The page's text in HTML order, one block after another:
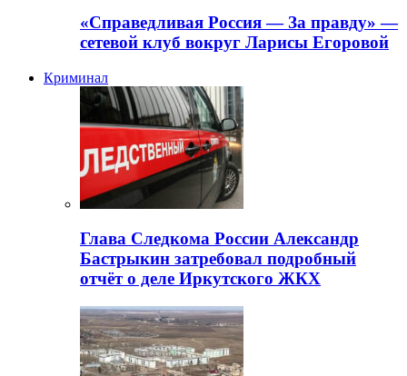
«Справедливая Россия — За правду» —
сетевой клуб вокруг Ларисы Егоровой
Криминал
Глава Следкома России Александр
Бастрыкин затребовал подробный
отчёт о деле Иркутского ЖКХ